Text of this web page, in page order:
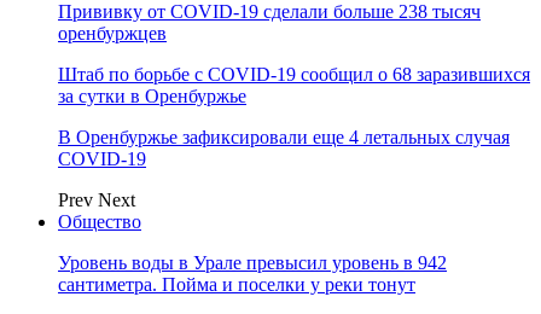
Прививку от COVID-19 сделали больше 238 тысяч
оренбуржцев
Штаб по борьбе с СOVID-19 сообщил о 68 заразившихся
за сутки в Оренбуржье
В Оренбуржье зафиксировали еще 4 летальных случая
COVID-19
Prev Next
Общество
Уровень воды в Урале превысил уровень в 942
сантиметра. Пойма и поселки у реки тонут